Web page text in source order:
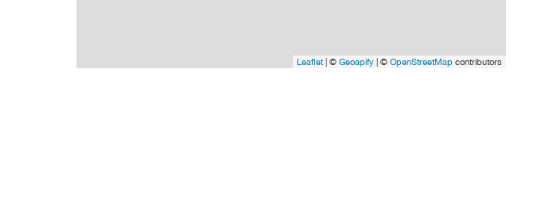
Leaflet| © Geoapify | © OpenStreetMap contributors